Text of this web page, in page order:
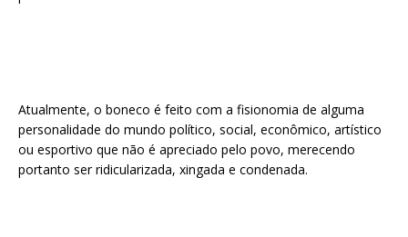
Atualmente, o boneco é feito com a fisionomia de alguma
personalidade do mundo político, social, econômico, artístico
ou esportivo que não é apreciado pelo povo, merecendo
portanto ser ridicularizada, xingada e condenada.